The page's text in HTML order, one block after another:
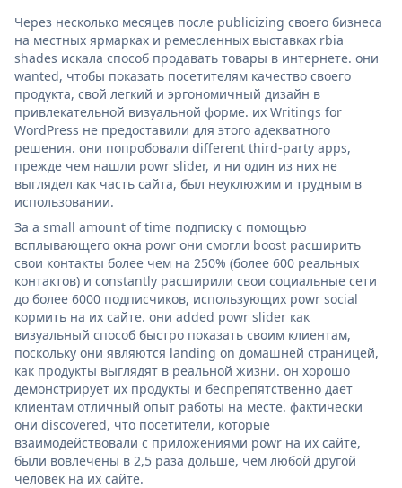
Через несколько месяцев после publicizing своего бизнеса
на местных ярмарках и ремесленных выставках rbia
shades искала способ продавать товары в интернете. они
wanted, чтобы показать посетителям качество своего
продукта, свой легкий и эргономичный дизайн в
привлекательной визуальной форме. их Writings for
WordPress не предоставили для этого адекватного
решения. они попробовали different third-party apps,
прежде чем нашли powr slider, и ни один из них не
выглядел как часть сайта, был неуклюжим и трудным в
использовании.
За a small amount of time подписку с помощью
всплывающего окна powr они смогли boost расширить
свои контакты более чем на 250% (более 600 реальных
контактов) и constantly расширили свои социальные сети
до более 6000 подписчиков, использующих powr social
кормить на их сайте. они added powr slider как
визуальный способ быстро показать своим клиентам,
поскольку они являются landing on домашней страницей,
как продукты выглядят в реальной жизни. он хорошо
демонстрирует их продукты и беспрепятственно дает
клиентам отличный опыт работы на месте. фактически
они discovered, что посетители, которые
взаимодействовали с приложениями powr на их сайте,
были вовлечены в 2,5 раза дольше, чем любой другой
человек на их сайте.